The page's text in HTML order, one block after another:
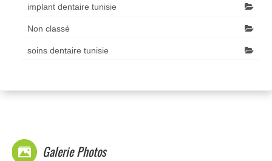
implant dentaire tunisie
Non classé
soins dentaire tunisie
Galerie Photos